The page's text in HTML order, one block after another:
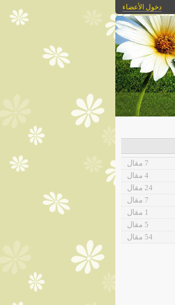
دخول الأعضاء
7 مقال
4 مقال
24 مقال
7 مقال
1 مقال
5 مقال
54 مقال